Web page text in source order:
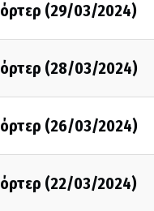
(29/03/2024)
(28/03/2024)
(26/03/2024)
(22/03/2024)